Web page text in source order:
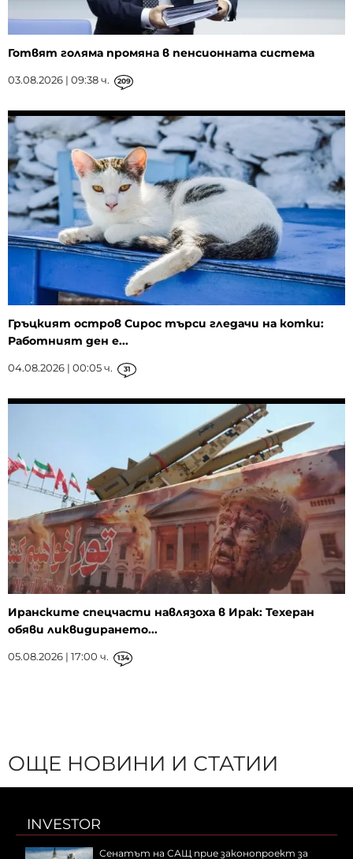
Готвят голяма промяна в пенсионната система
03.08.2026 | 09:38 ч. 209
Гръцкият остров Сирос търси гледачи на котки:
Работният ден е...
04.08.2026 | 00:05 ч. 31
Иранските спецчасти навлязоха в Ирак: Техеран
обяви ликвидирането...
05.08.2026 | 17:00 ч. 134
ОЩЕ НОВИНИ И СТАТИИ
INVESTOR
Сенатът на САЩ прие законопроект за